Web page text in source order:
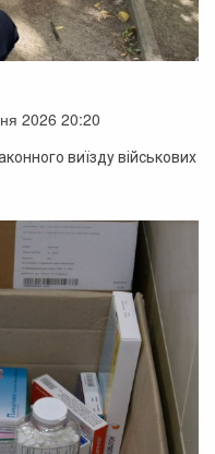
2026 20:20
виїзду військових